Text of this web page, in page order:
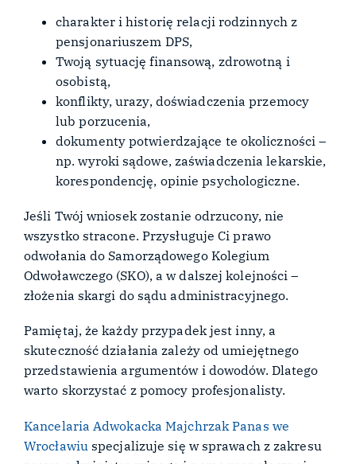
charakter i historię relacji rodzinnych z
pensjonariuszem DPS,
Twoją sytuację finansową, zdrowotną i
osobistą,
konflikty, urazy, doświadczenia przemocy
lub porzucenia,
dokumenty potwierdzające te okoliczności –
np. wyroki sądowe, zaświadczenia lekarskie,
korespondencję, opinie psychologiczne.
Jeśli Twój wniosek zostanie odrzucony, nie
wszystko stracone. Przysługuje Ci prawo
odwołania do Samorządowego Kolegium
Odwoławczego (SKO), a w dalszej kolejności –
złożenia skargi do sądu administracyjnego.
Pamiętaj, że każdy przypadek jest inny, a
skuteczność działania zależy od umiejętnego
przedstawienia argumentów i dowodów. Dlatego
warto skorzystać z pomocy profesjonalisty.
Kancelaria Adwokacka Majchrzak Panas we
Wrocławiu specjalizuje się w sprawach z zakresu